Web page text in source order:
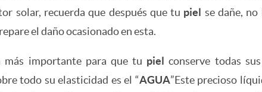
solar, recuerda que después que tu piel se dañe,
el daño ocasionado en esta.
más importante para que tu piel conserve todas
todo su elasticidad es el “AGUA”Este precioso